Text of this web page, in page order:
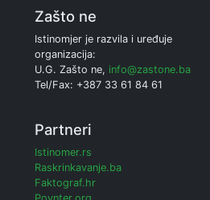
Zašto ne
Istinomjer je razvila i uređuje
organizacija:
U.G. Zašto ne, info@zastone.ba
Tel/Fax: +387 33 61 84 61
Partneri
Istinomer.rs
Raskrinkavanje.ba
Faktograf.hr